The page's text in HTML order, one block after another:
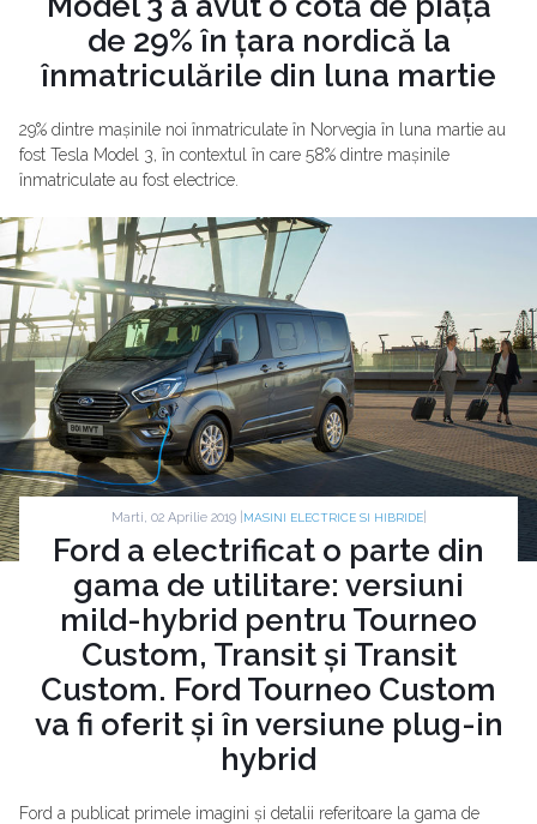
de 29% în țara nordică la
înmatriculările din luna martie
29% dintre mașinile noi înmatriculate în Norvegia în luna martie au
fost Tesla Model 3, în contextul în care 58% dintre mașinile
înmatriculate au fost electrice.
Marti, 02 Aprilie 2019 | MASINI ELECTRICE SI HIBRIDE|
Ford a electrificat o parte din
gama de utilitare: versiuni
mild-hybrid pentru Tourneo
Custom, Transit și Transit
Custom. Ford Tourneo Custom
va fi oferit și în versiune plug-in
hybrid
Ford a publicat primele imagini și detalii referitoare la gama de